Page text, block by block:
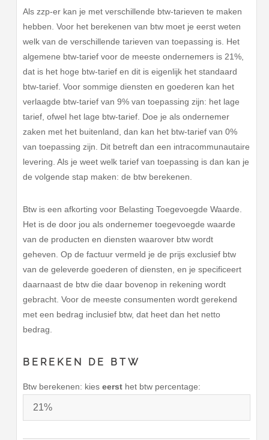
Als zzp-er kan je met verschillende btw-tarieven te maken
hebben. Voor het berekenen van btw moet je eerst weten
welk van de verschillende tarieven van toepassing is. Het
algemene btw-tarief voor de meeste ondernemers is 21%,
dat is het hoge btw-tarief en dit is eigenlijk het standaard
btw-tarief. Voor sommige diensten en goederen kan het
verlaagde btw-tarief van 9% van toepassing zijn: het lage
tarief, ofwel het lage btw-tarief. Doe je als ondernemer
zaken met het buitenland, dan kan het btw-tarief van 0%
van toepassing zijn. Dit betreft dan een intracommunautaire
levering. Als je weet welk tarief van toepassing is dan kan je
de volgende stap maken: de btw berekenen.
Btw is een afkorting voor Belasting Toegevoegde Waarde.
Het is de door jou als ondernemer toegevoegde waarde
van de producten en diensten waarover btw wordt
geheven. Op de factuur vermeld je de prijs exclusief btw
van de geleverde goederen of diensten, en je specificeert
daarnaast de btw die daar bovenop in rekening wordt
gebracht. Voor de meeste consumenten wordt gerekend
met een bedrag inclusief btw, dat heet dan het netto
bedrag.
BEREKEN DE BTW
Btw berekenen: kieseerst het btw percentage: